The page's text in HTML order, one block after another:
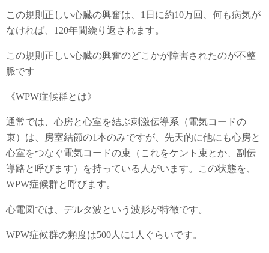
この規則正しい心臓の興奮は、1日に約10万回、何も病気が
なければ、120年間繰り返されます。
この規則正しい心臓の興奮のどこかが障害されたのが不整
脈です
《WPW症候群とは》
通常では、心房と心室を結ぶ刺激伝導系（電気コードの
束）は、房室結節の1本のみですが、先天的に他にも心房と
心室をつなぐ電気コードの束（これをケント束とか、副伝
導路と呼びます）を持っている人がいます。この状態を、
WPW症候群と呼びます。
心電図では、デルタ波という波形が特徴です。
WPW症候群の頻度は500人に1人ぐらいです。